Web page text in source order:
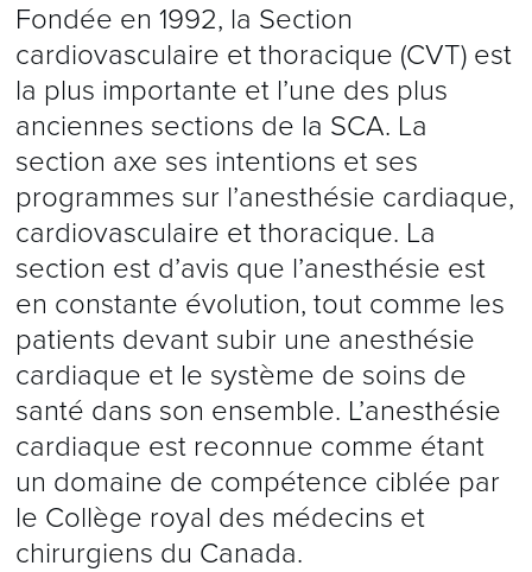
Fondée en 1992, la Section
cardiovasculaire et thoracique (CVT) est
la plus importante et l’une des plus
anciennes sections de la SCA. La
section axe ses intentions et ses
programmes sur l’anesthésie cardiaque,
cardiovasculaire et thoracique. La
section est d’avis que l’anesthésie est
en constante évolution, tout comme les
patients devant subir une anesthésie
cardiaque et le système de soins de
santé dans son ensemble. L’anesthésie
cardiaque est reconnue comme étant
un domaine de compétence ciblée par
le Collège royal des médecins et
chirurgiens du Canada.